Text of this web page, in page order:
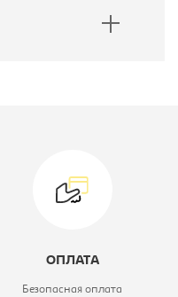
каркас-хром
ОПЛАТА
Безопасная оплата